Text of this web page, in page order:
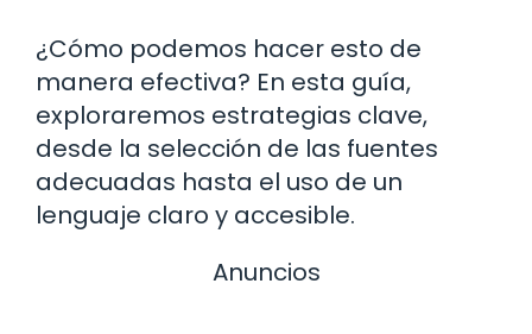
¿Cómo podemos hacer esto de
manera efectiva? En esta guía,
exploraremos estrategias clave,
desde la selección de las fuentes
adecuadas hasta el uso de un
lenguaje claro y accesible.
Anuncios